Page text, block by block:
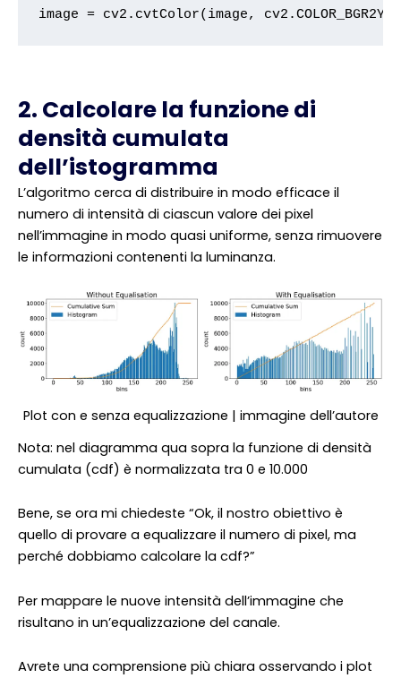
image = cv2.cvtColor(image,
2. Calcolare la funzione di
densità cumulata
dell’istogramma
L’algoritmo cerca di distribuire in modo efficace il
numero di intensità di ciascun valore dei pixel
nell’immagine in modo quasi uniforme, senza rimuovere
le informazioni contenenti la luminanza.
Plot con e senza equalizzazione | immagine dell’autore
Nota: nel diagramma qua sopra la funzione di densità
cumulata (cdf) è normalizzata tra 0 e 10.000
Bene, se ora mi chiedeste “Ok, il nostro obiettivo è
quello di provare a equalizzare il numero di pixel, ma
perché dobbiamo calcolare la cdf?”
Per mappare le nuove intensità dell’immagine che
risultano in un’equalizzazione del canale.
Avrete una comprensione più chiara osservando i plot